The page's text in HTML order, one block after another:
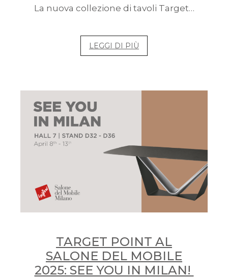
La nuova collezione di tavoli Target…
LEGGI DI PIÙ
TARGET POINT AL
SALONE DEL MOBILE
2025: SEE YOU IN MILAN!